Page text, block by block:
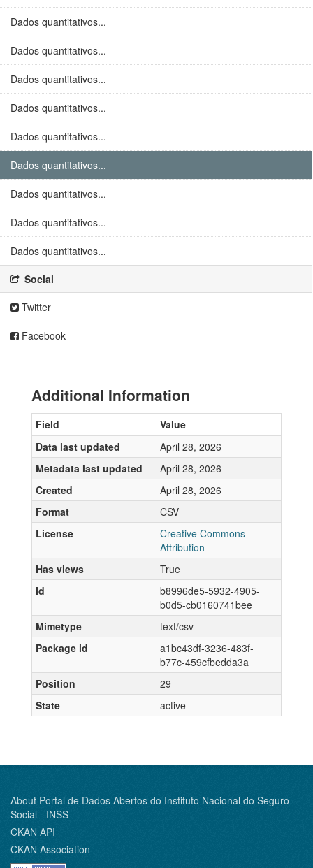
Dados quantitativos...
Dados quantitativos...
Dados quantitativos...
Dados quantitativos...
Dados quantitativos...
Dados quantitativos...
Dados quantitativos...
Dados quantitativos...
Dados quantitativos...
Social
Twitter
Facebook
Additional Information
Field
Value
Data last updated
April 28, 2026
Metadata last updated
April 28, 2026
Created
April 28, 2026
Format
CSV
License
Creative Commons
Attribution
Has views
True
Id
b8996de5-5932-4905-
b0d5-cb0160741bee
Mimetype
text/csv
Package id
a1bc43df-3236-483f-
b77c-459cfbedda3a
Position
29
State
active
About Portal de Dados Abertos do Instituto Nacional do Seguro
Social - INSS
CKAN API
CKAN Association